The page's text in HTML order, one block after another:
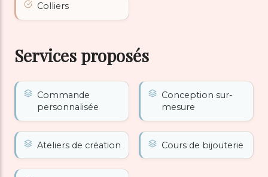
Colliers
Services proposés
Commande
personnalisée
Conception sur-
mesure
Ateliers de création Cours de bijouterie